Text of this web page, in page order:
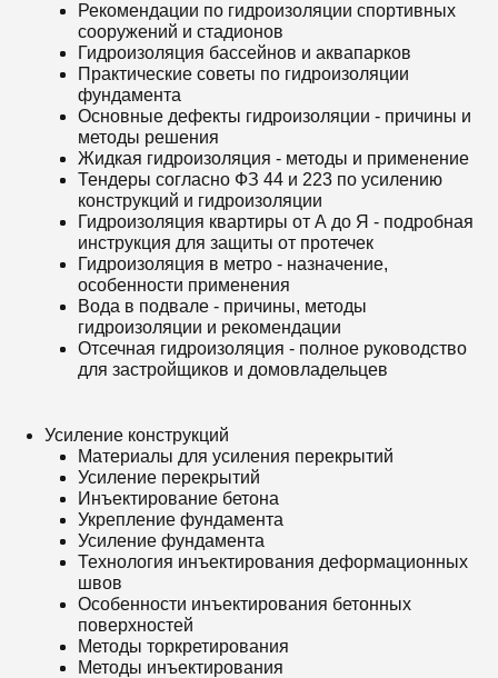
Рекомендации по гидроизоляции спортивных
сооружений и стадионов
Гидроизоляция бассейнов и аквапарков
Практические советы по гидроизоляции
фундамента
Основные дефекты гидроизоляции - причины и
методы решения
Жидкая гидроизоляция - методы и применение
Тендеры согласно ФЗ 44 и 223 по усилению
конструкций и гидроизоляции
Гидроизоляция квартиры от А до Я - подробная
инструкция для защиты от протечек
Гидроизоляция в метро - назначение,
особенности применения
Вода в подвале - причины, методы
гидроизоляции и рекомендации
Отсечная гидроизоляция - полное руководство
для застройщиков и домовладельцев
Усиление конструкций
Материалы для усиления перекрытий
Усиление перекрытий
Инъектирование бетона
Укрепление фундамента
Усиление фундамента
Технология инъектирования деформационных
швов
Особенности инъектирования бетонных
поверхностей
Методы торкретирования
Методы инъектирования